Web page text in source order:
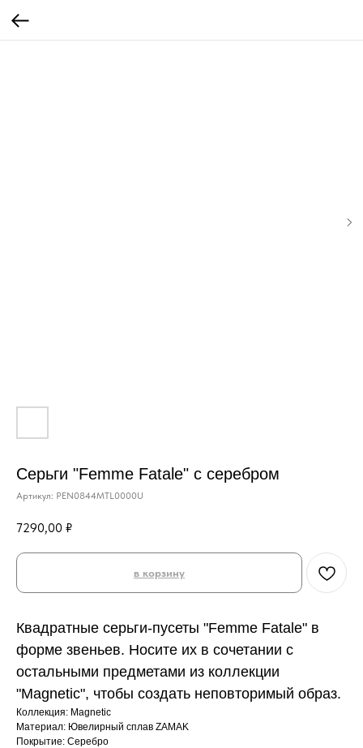
Серьги "Femme Fatale" с серебром
Артикул: PEN0844MTL0000U
7290,00 ₽
в корзину
Квадратные серьги-пусеты "Femme Fatale" в
форме звеньев. Носите их в сочетании с
остальными предметами из коллекции
"Magnetic", чтобы создать неповторимый образ.
Коллекция: Magnetic
Материал: Ювелирный сплав ZAMAK
Покрытие: Серебро